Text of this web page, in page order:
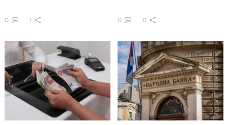
0 1 0 0